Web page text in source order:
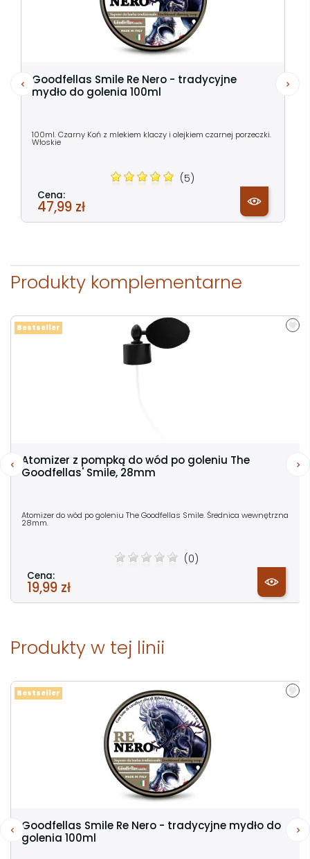
Goodfellas Smile Re Nero - tradycyjne
mydło do golenia 100ml
100ml. Czarny Koń z mlekiem klaczy i olejkiem czarnej porzeczki.
Włoskie
(5)
Cena:
47,99 zł
Produkty komplementarne
Atomizer z pompką do wód po goleniu The
Goodfellas' Smile, 28mm
Atomizer do wód po goleniu The Goodfellas Smile. Średnica wewnętrzna
28mm.
(0)
Cena:
19,99 zł
Bestseller
Produkty w tej linii
Goodfellas Smile Re Nero - tradycyjne mydło do
golenia 100ml
Bestseller